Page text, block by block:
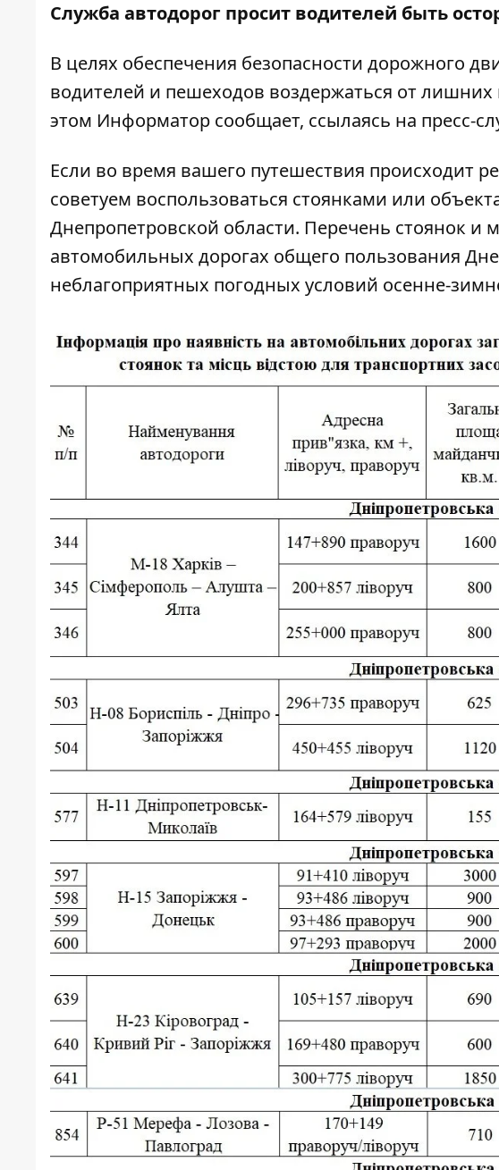
Служба автодорог просит водителей быть
В целях обеспечения безопасности дорожного
водителей и пешеходов воздержаться от
этом Информатор сообщает, ссылаясь на пресс-
Если во время вашего путешествия происходит
советуем воспользоваться стоянками или
Днепропетровской области. Перечень стоянок и
автомобильных дорогах общего пользования
неблагоприятных погодных условий осенне-